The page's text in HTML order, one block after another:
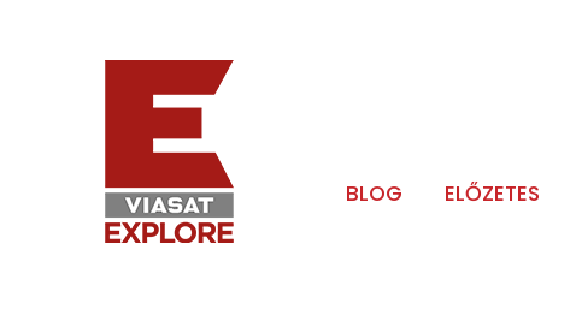
BLOG ELŐZETES